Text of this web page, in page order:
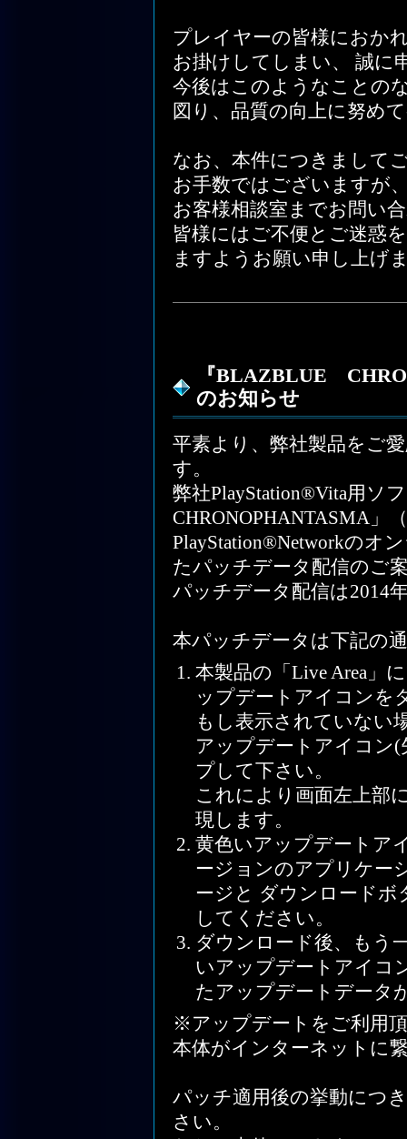
プレイヤーの皆様におか
お掛けしてしまい、 誠に
今後はこのようなことの
図り、品質の向上に努め
なお、本件につきまして
お手数ではございますが
お客様相談室までお問い
皆様にはご不便とご迷惑
ますようお願い申し上げ
『BLAZBLUE
のお知らせ
平素より、弊社製品をご
す。
弊社PlayStation®Vita用ソ
CHRONOPHANTASMA」
PlayStation®Networkのオ
たパッチデータ配信のご
パッチデータ配信は2014
本パッチデータは下記の
本製品の「Live Area」
ップデートアイコンを
もし表示されていない
アップデートアイコン
プして下さい。
これにより画面左上部
現します。
黄色いアップデートア
ージョンのアプリケー
ージと ダウンロード
してください。
ダウンロード後、もう
いアップデートアイコ
たアップデートデータ
※アップデートをご利用
本体がインターネットに
パッチ適用後の挙動につ
さい。